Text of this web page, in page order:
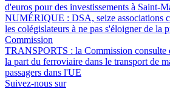
d'euros pour des investissements à Saint-
NUMÉRIQUE : DSA, seize associations
les colégislateurs à ne pas s'éloigner de la
Commission
TRANSPORTS : la Commission consulte
la part du ferroviaire dans le transport de
passagers dans l'UE
Suivez-nous sur